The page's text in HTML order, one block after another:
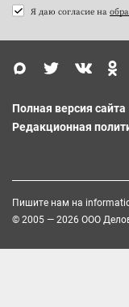
Я даю согласие на
Полная версия сайта
Редакционная
Пишите нам на
© 2005 — 2026 ООО